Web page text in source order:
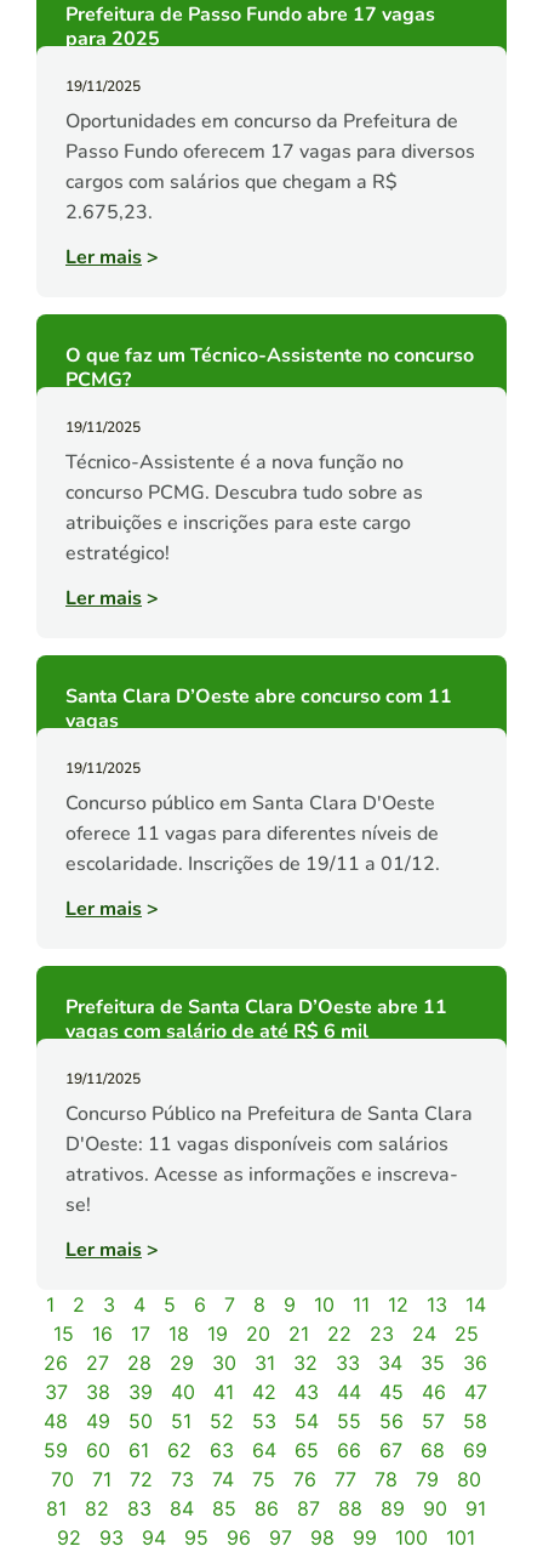
Prefeitura de Passo Fundo abre 17 vagas
para 2025
19/11/2025
Oportunidades em concurso da Prefeitura de
Passo Fundo oferecem 17 vagas para diversos
cargos com salários que chegam a R$
2.675,23.
Ler mais>
O que faz um Técnico-Assistente no concurso
PCMG?
19/11/2025
Técnico-Assistente é a nova função no
concurso PCMG. Descubra tudo sobre as
atribuições e inscrições para este cargo
estratégico!
Ler mais>
Santa Clara D’Oeste abre concurso com 11
vagas
19/11/2025
Concurso público em Santa Clara D'Oeste
oferece 11 vagas para diferentes níveis de
escolaridade. Inscrições de 19/11 a 01/12.
Ler mais>
Prefeitura de Santa Clara D’Oeste abre 11
vagas com salário de até R$ 6 mil
19/11/2025
Concurso Público na Prefeitura de Santa Clara
D'Oeste: 11 vagas disponíveis com salários
atrativos. Acesse as informações e inscreva-
se!
Ler mais>
1 2 3 4 5 6 7 8 9 10 11 12 13
14
15
16 17 18 19 20 21 22 23 24
25
26
27 28 29 30 31 32 33 34 35
36
37
38 39 40 41 42 43 44 45 46
47
48
49 50 51 52 53 54 55 56 57
58
59
60 61 62 63 64 65 66 67 68
69
70
71 72 73 74 75 76 77 78 79
80
81
82 83 84 85 86 87 88 89 90
91
92
93 94 95 96 97 98 99 100
101